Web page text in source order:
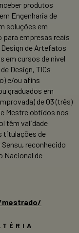
produtos
Engenharia de
soluções em
para empresas reais
de Artefatos
em cursos de nível
Design, TICs
e/ou afins
graduados em
de 03 (três)
Mestre obtidos nos
têm validade
titulações de
reconhecido
Nacional de
mestrado/